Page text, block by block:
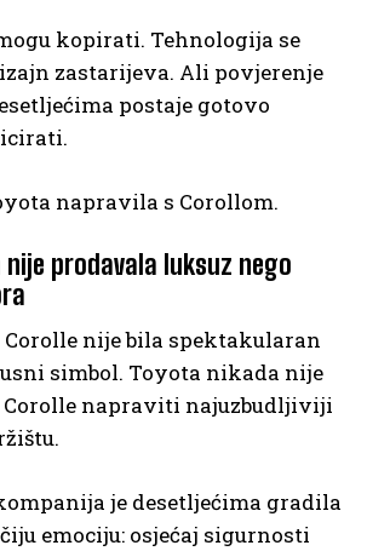
kopirati. Tehnologija se
zastarijeva. Ali povjerenje
postaje gotovo
napravila s Corollom.
prodavala luksuz nego
Corolle nije bila spektakularan
simbol. Toyota nikada nije
Corolle napraviti najuzbudljiviji
je desetljećima gradila
emociju: osjećaj sigurnosti